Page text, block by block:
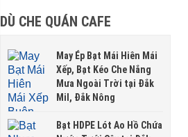
DÙ CHE QUÁN CAFE
May Ép Bạt Mái Hiên Mái
Xếp, Bạt Kéo Che Nắng
Mưa Ngoài Trời tại Đắk
Mil, Đắk Nông
Bạt HDPE Lót Ao Hồ Chứa